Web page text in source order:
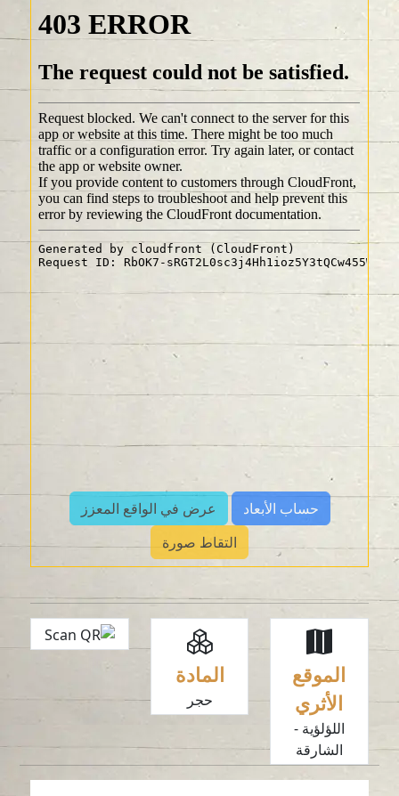
حساب الأبعاد
عرض في الواقع المعزز
التقاط صورة
الموقع
الأثري
اللؤلؤية -
الشارقة
المادة
حجر